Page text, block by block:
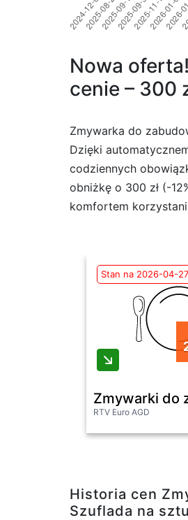
Nowa
cenie – 300
Zmywarka do
Dzięki
codziennych
obniżkę o 300 zł (-
komfortem
Stan na 2026-04-27
Zmywarki do
RTV Euro AGD
Historia cen
Szuflada na